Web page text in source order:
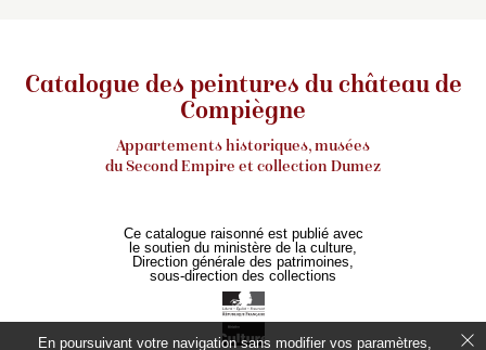
Catalogue des peintures du château de
Compiègne
Appartements historiques, musées
du Second Empire et collection Dumez
Ce catalogue raisonné est publié avec
le soutien du ministère de la culture,
Direction générale des patrimoines,
sous-direction des collections
En poursuivant votre navigation sans modifier vos paramètres,